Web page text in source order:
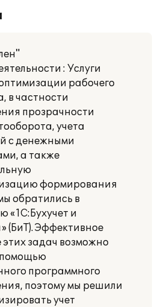
: Услуги
рабочего
в частности
прозрачности
учета
с денежными
а также
формирования
обратились в
«1С:Бухучет и
(БиТ). Эффективное
задач возможно
помощью
программного
поэтому мы решили
учет